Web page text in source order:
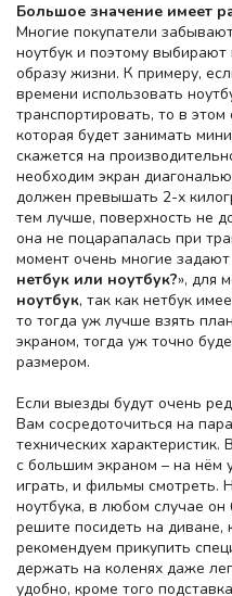
Большое значение имеет
Многие покупатели
ноутбук и поэтому
образу жизни. К примеру,
времени использовать
транспортировать, то в
которая будет занимать
скажется на
необходим экран
должен превышать 2-х
тем лучше, поверхность не
она не поцарапалась при
момент очень многие задают
нетбук или ноутбук?», для
ноутбук, так как нетбук
то тогда уж лучше взять
экраном, тогда уж точно
размером.
Если выезды будут очень
Вам сосредоточиться на
технических характеристик.
с большим экраном – на нём
играть, и фильмы смотреть.
ноутбука, в любом случае он
решите посидеть на диване,
рекомендуем прикупить
держать на коленях даже
удобно, кроме того